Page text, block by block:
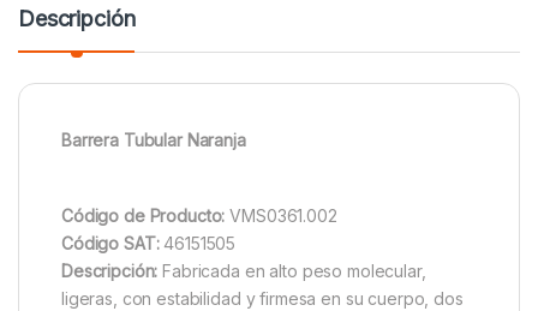
Descripción
Barrera Tubular Naranja
Código de Producto: VMS0361.002
Código SAT:46151505
Descripción: Fabricada en alto peso molecular,
ligeras, con estabilidad y firmesa en su cuerpo, dos